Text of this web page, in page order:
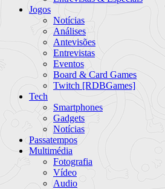
Jogos
Notícias
Análises
Antevisões
Entrevistas
Eventos
Board & Card Games
Twitch [RDBGames]
Tech
Smartphones
Gadgets
Notícias
Passatempos
Multimédia
Fotografia
Vídeo
Audio